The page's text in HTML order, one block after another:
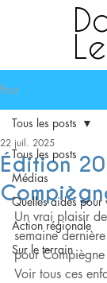
Post
Tous les posts
Médias
Quelles aides pour
Action régionale
Sur le terrain
Tous les posts
Édition
22 juil. 2025
Un vrai plaisir
semaine
pour
Voir tous ces